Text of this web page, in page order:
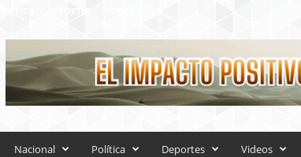
Nacional Política Deportes Videos